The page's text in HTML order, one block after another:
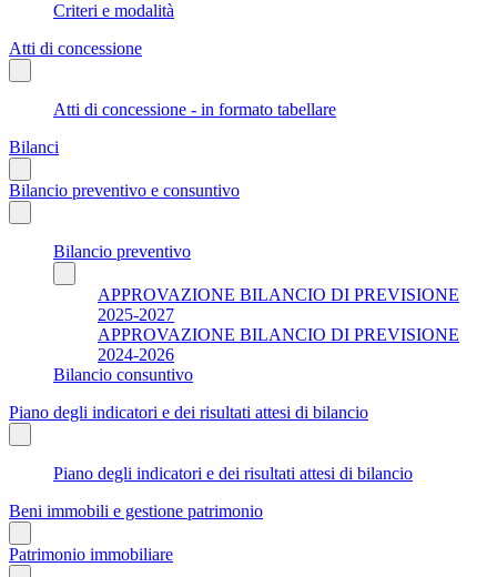
Criteri e modalità
Atti di concessione
Atti di concessione - in formato tabellare
Bilanci
Bilancio preventivo e consuntivo
Bilancio preventivo
APPROVAZIONE BILANCIO DI PREVISIONE
2025-2027
APPROVAZIONE BILANCIO DI PREVISIONE
2024-2026
Bilancio consuntivo
Piano degli indicatori e dei risultati attesi di bilancio
Piano degli indicatori e dei risultati attesi di bilancio
Beni immobili e gestione patrimonio
Patrimonio immobiliare